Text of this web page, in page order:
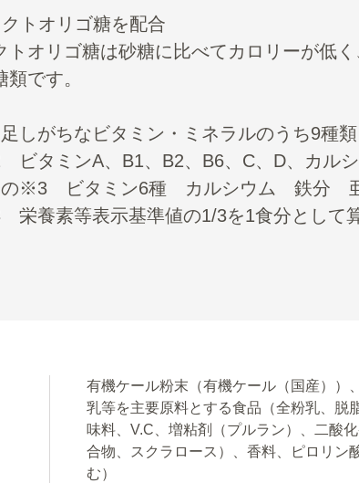
トオリゴ糖を配合
トオリゴ糖は砂糖に比べてカロリーが低
類です。
しがちなビタミン・ミネラルのうち9種
タミンA、B1、B2、B6、C、D、カル
の※3 ビタミン6種 カルシウム 鉄分 亜
養素等表示基準値の1/3を1食分として
有機ケール粉末（有機ケール（国産））
乳等を主要原料とする食品（全粉乳、脱
味料、V.C、増粘剤（プルラン）、二酸
合物、スクラロース）、香料、ピロリン
む）